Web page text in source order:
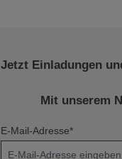
Jetzt Einladungen
Mit unserem
E-Mail-Adresse*